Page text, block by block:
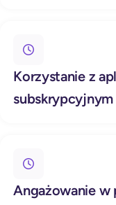
Korzystanie z
subskrypcyjnym
Angażowanie w